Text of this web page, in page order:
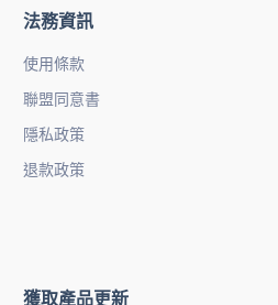
法務資訊
使用條款
聯盟同意書
隱私政策
退款政策
獲取產品更新